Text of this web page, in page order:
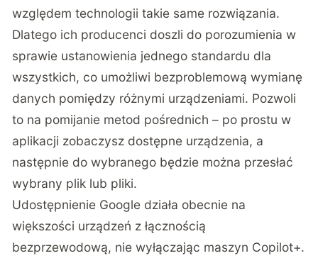
względem technologii takie same rozwiązania.
Dlatego ich producenci doszli do porozumienia w
sprawie ustanowienia jednego standardu dla
wszystkich, co umożliwi bezproblemową wymianę
danych pomiędzy różnymi urządzeniami. Pozwoli
to na pomijanie metod pośrednich – po prostu w
aplikacji zobaczysz dostępne urządzenia, a
następnie do wybranego będzie można przesłać
wybrany plik lub pliki.
Udostępnienie Google działa obecnie na
większości urządzeń z łącznością
bezprzewodową, nie wyłączając maszyn Copilot+.